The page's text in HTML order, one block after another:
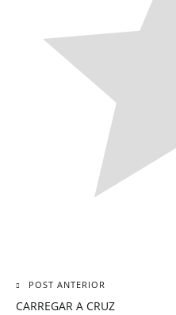
Navegação
POST ANTERIOR
CARREGAR A CRUZ